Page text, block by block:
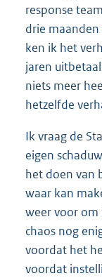
response
drie
ken ik het
jaren
niets meer
hetzelfde
Ik vraag de
eigen
het doen van
waar kan
weer voor
chaos nog
voordat het
voordat